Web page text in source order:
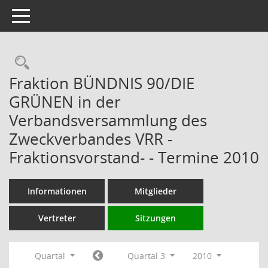
Toggle navigation
Rechercheauswahl
Fraktion BÜNDNIS 90/DIE
GRÜNEN in der
Verbandsversammlung des
Zweckverbandes VRR -
Fraktionsvorstand- - Termine 2010
Informationen Mitglieder
Vertreter Sitzungen
Quartal Quartal 3
2010